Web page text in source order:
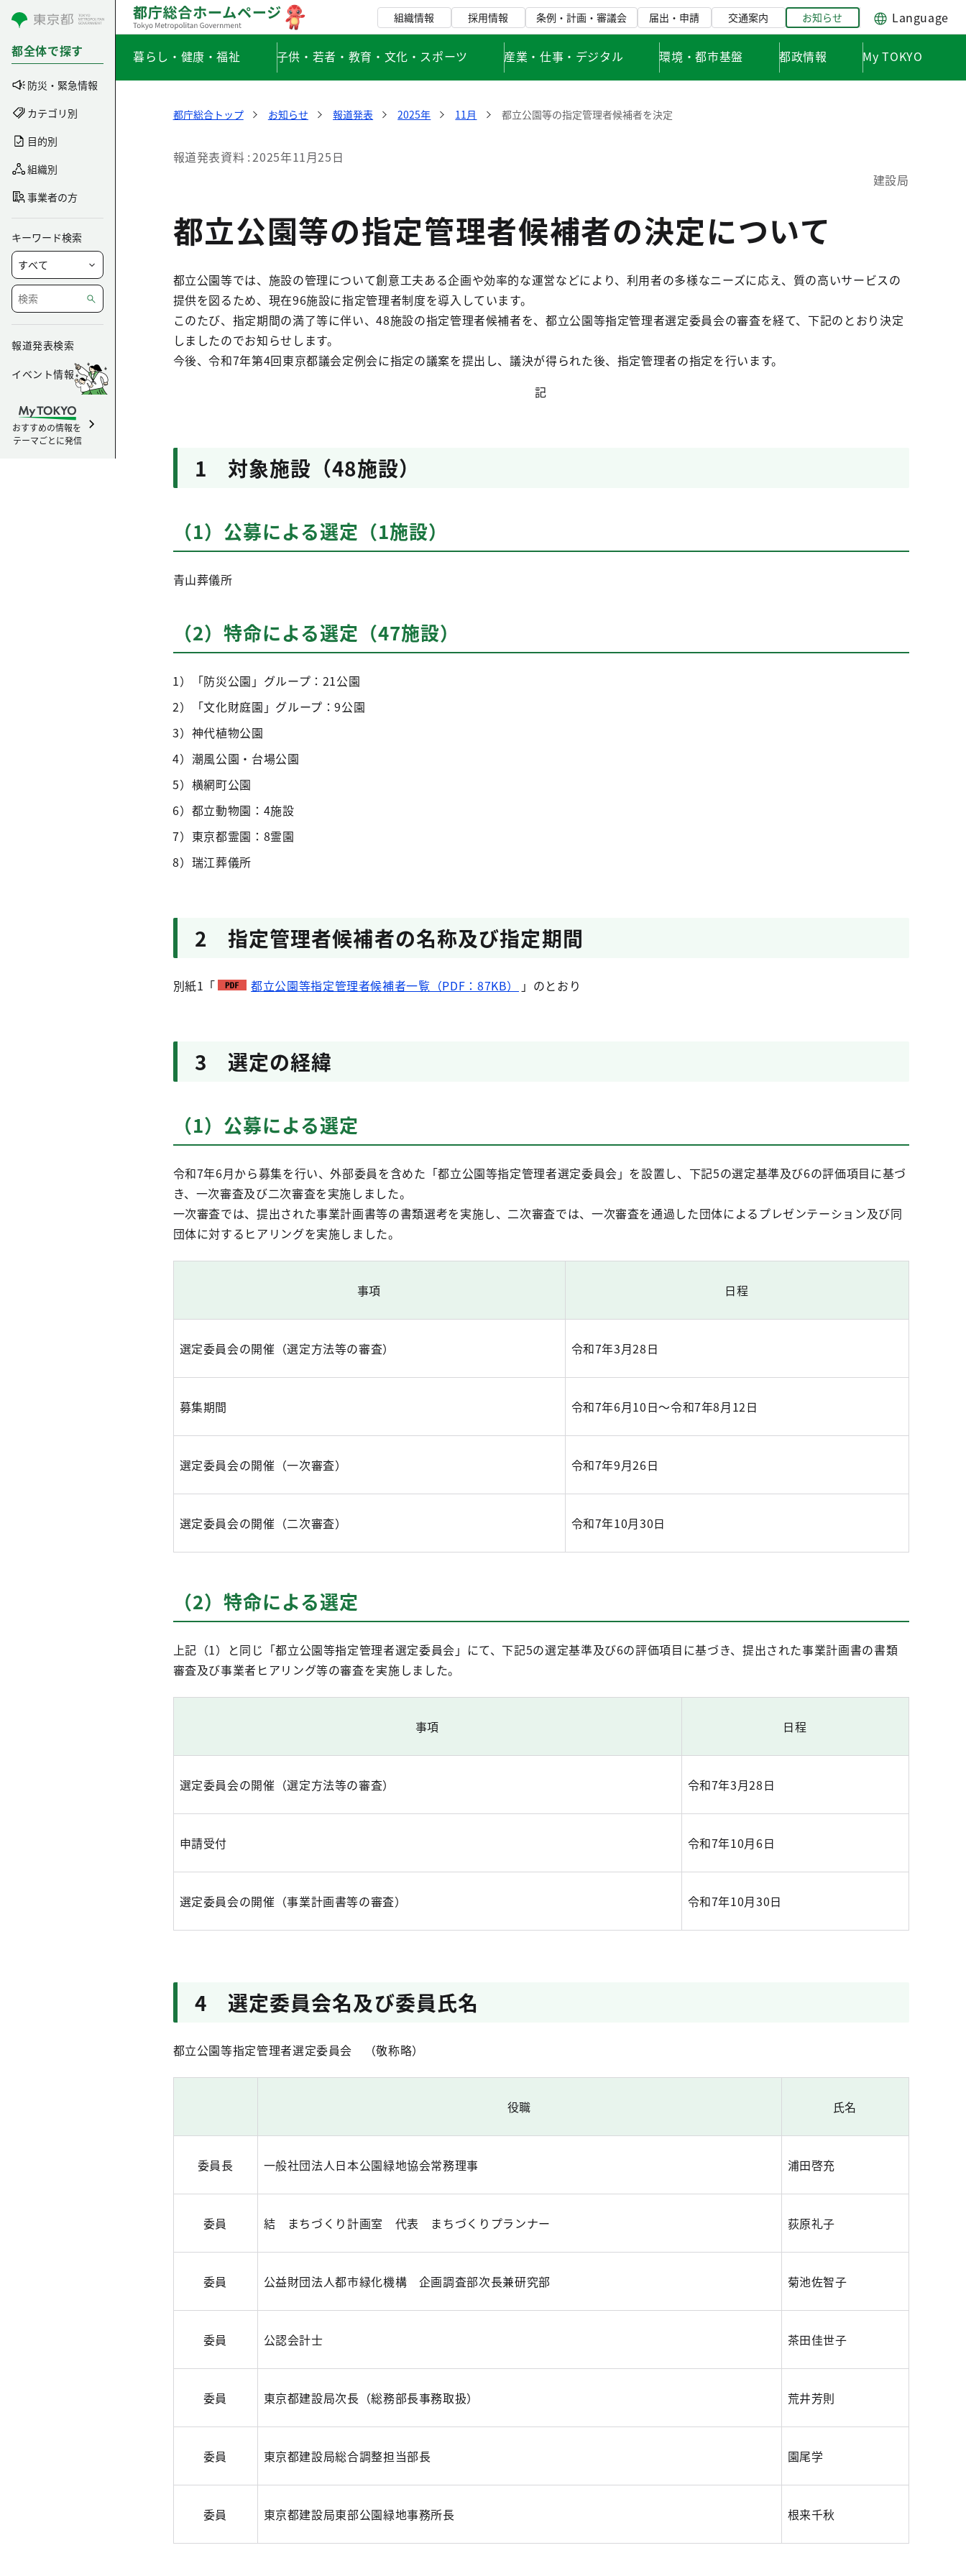
コンテンツにスキップ
都全体で探す
防災・緊急情報
カテゴリ別
目的別
組織別
事業者の方
キーワード検索
報道発表検索
イベント情報
おすすめの情報を
テーマごとに発信
組織情報 採用情報 条例・計画・審議会 届出・申請 交通案内 お知らせ Language
暮らし・健康・福祉 子供・若者・教育・文化・スポーツ 産業・仕事・デジタル 環境・都市基盤 都政情報 My TOKYO
都庁総合トップ お知らせ 報道発表 2025年 11月 都立公園等の指定管理者候補者を決定
報道発表資料 2025年11月25日
建設局
都立公園等の指定管理者候補者の決定について
都立公園等では、施設の管理について創意工夫ある企画や効率的な運営などにより、利用者の多様なニーズに応え、質の高いサービスの
提供を図るため、現在96施設に指定管理者制度を導入しています。
このたび、指定期間の満了等に伴い、48施設の指定管理者候補者を、都立公園等指定管理者選定委員会の審査を経て、下記のとおり決定
しましたのでお知らせします。
今後、令和7年第4回東京都議会定例会に指定の議案を提出し、議決が得られた後、指定管理者の指定を行います。
記
1 対象施設（48施設）
（1）公募による選定（1施設）
青山葬儀所
（2）特命による選定（47施設）
1）「防災公園」グループ：21公園
2）「文化財庭園」グループ：9公園
3）神代植物公園
4）潮風公園・台場公園
5）横網町公園
6）都立動物園：4施設
7）東京都霊園：8霊園
8）瑞江葬儀所
2 指定管理者候補者の名称及び指定期間
別紙1「 都立公園等指定管理者候補者一覧（PDF：87KB） 」のとおり
3 選定の経緯
（1）公募による選定
令和7年6月から募集を行い、外部委員を含めた「都立公園等指定管理者選定委員会」を設置し、下記5の選定基準及び6の評価項目に基づ
き、一次審査及び二次審査を実施しました。
一次審査では、提出された事業計画書等の書類選考を実施し、二次審査では、一次審査を通過した団体によるプレゼンテーション及び同
団体に対するヒアリングを実施しました。
事項 日程
選定委員会の開催（選定方法等の審査） 令和7年3月28日
募集期間 令和7年6月10日～令和7年8月12日
選定委員会の開催（一次審査） 令和7年9月26日
選定委員会の開催（二次審査） 令和7年10月30日
（2）特命による選定
上記（1）と同じ「都立公園等指定管理者選定委員会」にて、下記5の選定基準及び6の評価項目に基づき、提出された事業計画書の書類
審査及び事業者ヒアリング等の審査を実施しました。
事項 日程
選定委員会の開催（選定方法等の審査） 令和7年3月28日
申請受付 令和7年10月6日
選定委員会の開催（事業計画書等の審査） 令和7年10月30日
4 選定委員会名及び委員氏名
都立公園等指定管理者選定委員会 （敬称略）
役職 氏名
委員長 一般社団法人日本公園緑地協会常務理事 浦田啓充
委員 結 まちづくり計画室 代表 まちづくりプランナー 荻原礼子
委員 公益財団法人都市緑化機構 企画調査部次長兼研究部 菊池佐智子
委員 公認会計士 茶田佳世子
委員 東京都建設局次長（総務部長事務取扱） 荒井芳則
委員 東京都建設局総合調整担当部長 園尾学
委員 東京都建設局東部公園緑地事務所長 根来千秋